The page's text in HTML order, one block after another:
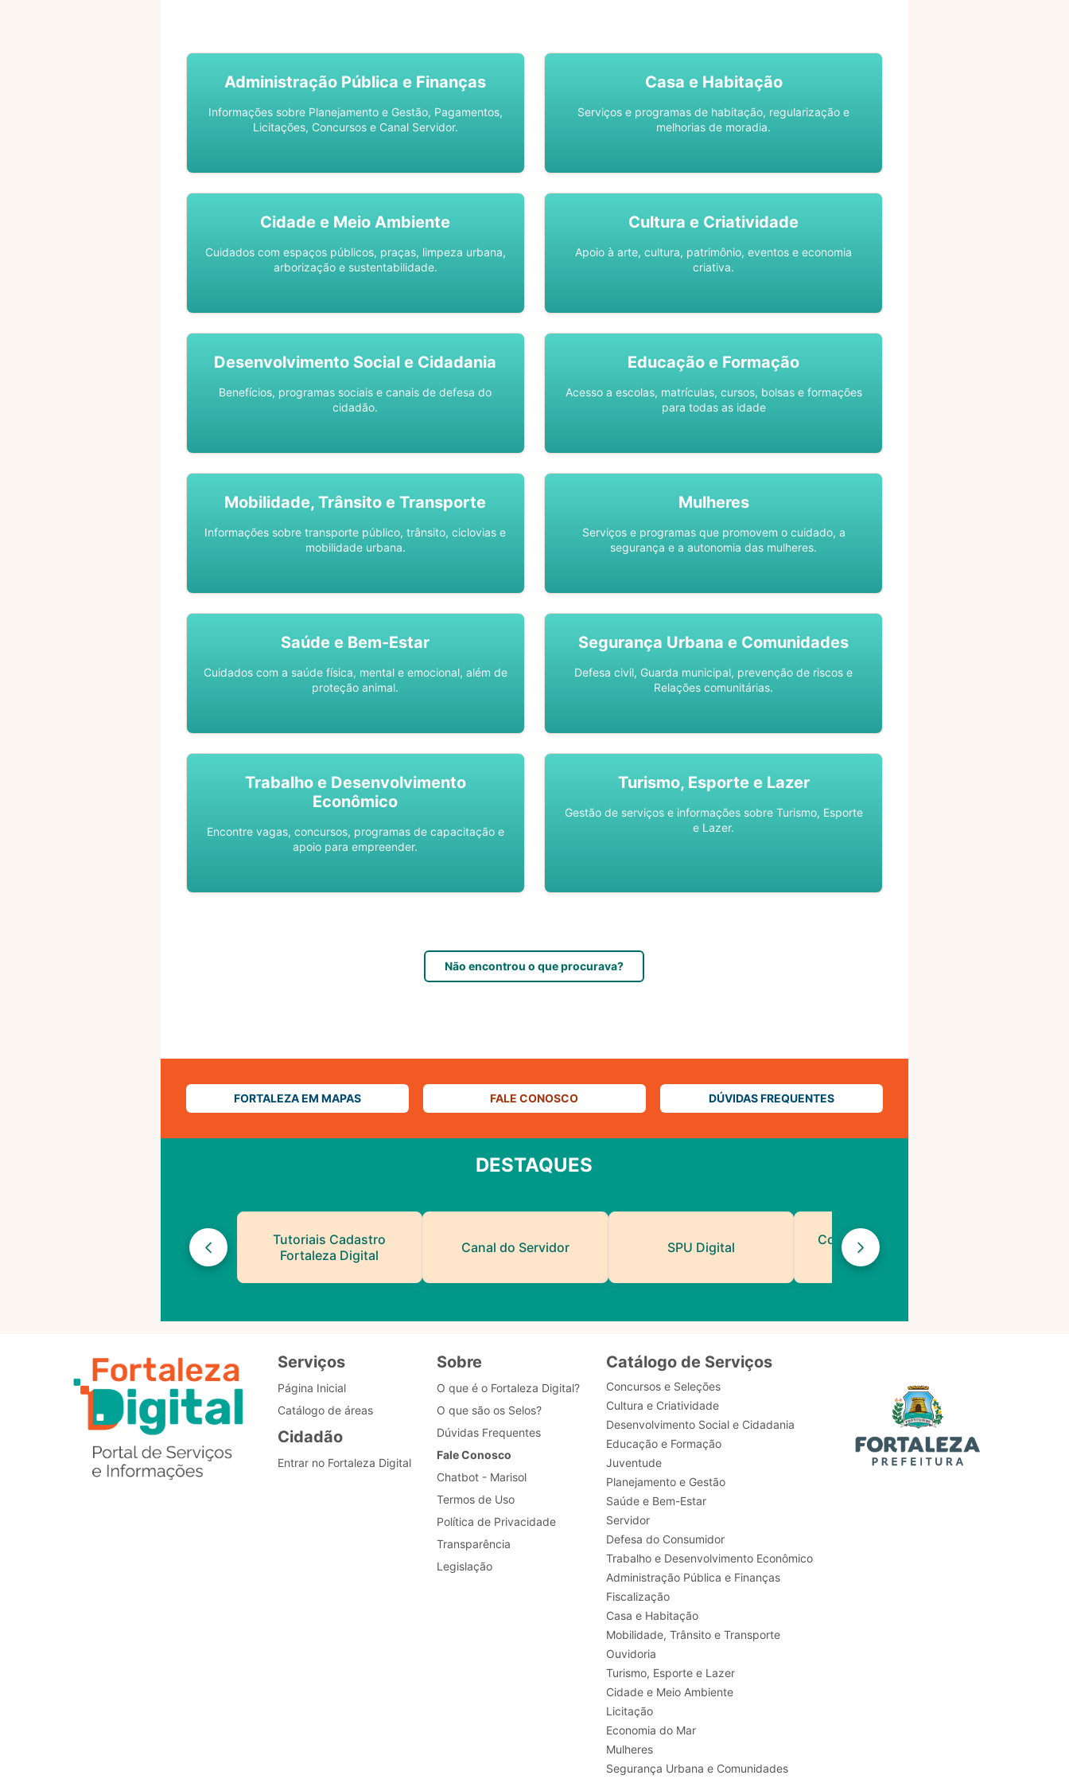
Administração Pública e Finanças
Informações sobre Planejamento e Gestão, Pagamentos,
Licitações, Concursos e Canal Servidor.
Casa e Habitação
Serviços e programas de habitação, regularização e
melhorias de moradia.
Cidade e Meio Ambiente
Cuidados com espaços públicos, praças, limpeza urbana,
arborização e sustentabilidade.
Cultura e Criatividade
Apoio à arte, cultura, patrimônio, eventos e economia
criativa.
Desenvolvimento Social e Cidadania
Benefícios, programas sociais e canais de defesa do
cidadão.
Educação e Formação
Acesso a escolas, matrículas, cursos, bolsas e formações
para todas as idade
Mobilidade, Trânsito e Transporte
Informações sobre transporte público, trânsito, ciclovias e
mobilidade urbana.
Mulheres
Serviços e programas que promovem o cuidado, a
segurança e a autonomia das mulheres.
Saúde e Bem-Estar
Cuidados com a saúde física, mental e emocional, além de
proteção animal.
Segurança Urbana e Comunidades
Defesa civil, Guarda municipal, prevenção de riscos e
Relações comunitárias.
Trabalho e Desenvolvimento
Econômico
Encontre vagas, concursos, programas de capacitação e
apoio para empreender.
Turismo, Esporte e Lazer
Gestão de serviços e informações sobre Turismo, Esporte
e Lazer.
Não encontrou o que procurava?
FORTALEZA EM MAPAS FALE CONOSCO DÚVIDAS FREQUENTES
DESTAQUES
Tutoriais Cadastro
Fortaleza Digital
Canal do Servidor SPU Digital
Contatos de Protocolo
da PMF
Serviços
Página Inicial
Catálogo de áreas
Cidadão
Entrar no Fortaleza Digital
Sobre
O que é o Fortaleza Digital?
O que são os Selos?
Dúvidas Frequentes
Fale Conosco
Chatbot - Marisol
Termos de Uso
Política de Privacidade
Transparência
Legislação
Catálogo de Serviços
Concursos e Seleções
Cultura e Criatividade
Desenvolvimento Social e Cidadania
Educação e Formação
Juventude
Planejamento e Gestão
Saúde e Bem-Estar
Servidor
Defesa do Consumidor
Trabalho e Desenvolvimento Econômico
Administração Pública e Finanças
Fiscalização
Casa e Habitação
Mobilidade, Trânsito e Transporte
Ouvidoria
Turismo, Esporte e Lazer
Cidade e Meio Ambiente
Licitação
Economia do Mar
Mulheres
Segurança Urbana e Comunidades